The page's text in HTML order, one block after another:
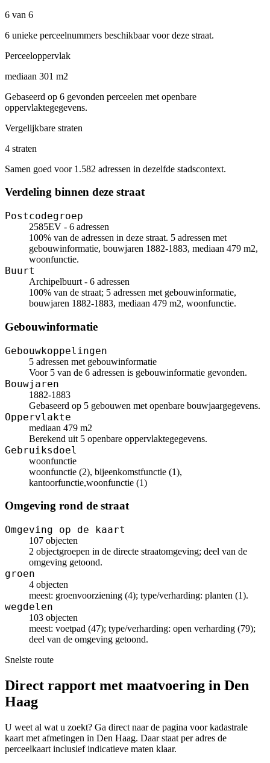
6 van 6
6 unieke perceelnummers beschikbaar voor deze straat.
Perceeloppervlak
mediaan 301 m2
Gebaseerd op 6 gevonden perceelen met openbare
oppervlaktegegevens.
Vergelijkbare straten
4 straten
Samen goed voor 1.582 adressen in dezelfde stadscontext.
Verdeling binnen deze straat
Postcodegroep
2585EV - 6 adressen
100% van de adressen in deze straat. 5 adressen met
gebouwinformatie, bouwjaren 1882-1883, mediaan 479 m2,
woonfunctie.
Buurt
Archipelbuurt - 6 adressen
100% van de straat; 5 adressen met gebouwinformatie,
bouwjaren 1882-1883, mediaan 479 m2, woonfunctie.
Gebouwinformatie
Gebouwkoppelingen
5 adressen met gebouwinformatie
Voor 5 van de 6 adressen is gebouwinformatie gevonden.
Bouwjaren
1882-1883
Gebaseerd op 5 gebouwen met openbare bouwjaargegevens.
Oppervlakte
mediaan 479 m2
Berekend uit 5 openbare oppervlaktegegevens.
Gebruiksdoel
woonfunctie
woonfunctie (2), bijeenkomstfunctie (1),
kantoorfunctie,woonfunctie (1)
Omgeving rond de straat
Omgeving op de kaart
107 objecten
2 objectgroepen in de directe straatomgeving; deel van de
omgeving getoond.
groen
4 objecten
meest: groenvoorziening (4); type/verharding: planten (1).
wegdelen
103 objecten
meest: voetpad (47); type/verharding: open verharding (79);
deel van de omgeving getoond.
Snelste route
Direct rapport met maatvoering in Den
Haag
U weet al wat u zoekt? Ga direct naar de pagina voor kadastrale
kaart met afmetingen in Den Haag. Daar staat per adres de
perceelkaart inclusief indicatieve maten klaar.